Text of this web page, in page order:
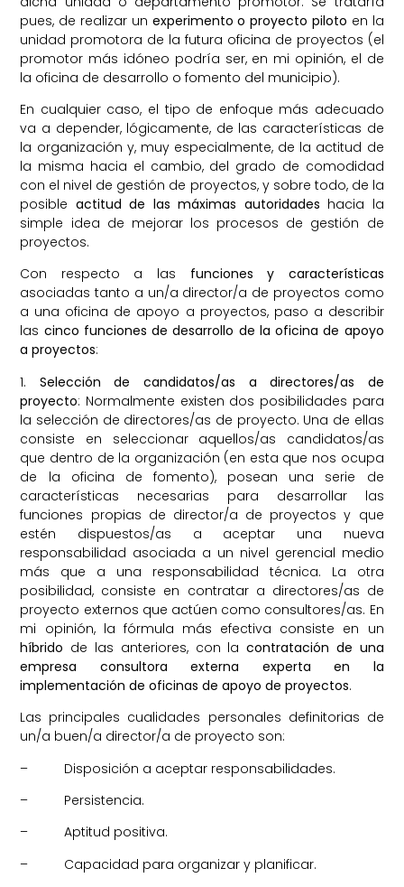
pues, de realizar un experimento o proyecto piloto en la
unidad promotora de la futura oficina de proyectos (el
promotor más idóneo podría ser, en mi opinión, el de
la oficina de desarrollo o fomento del municipio).
En cualquier caso, el tipo de enfoque más adecuado
va a depender, lógicamente, de las características de
la organización y, muy especialmente, de la actitud de
la misma hacia el cambio, del grado de comodidad
con el nivel de gestión de proyectos, y sobre todo, de la
posible actitud de las máximas autoridades hacia la
simple idea de mejorar los procesos de gestión de
proyectos.
Con respecto a las funciones y características
asociadas tanto a un/a director/a de proyectos como
a una oficina de apoyo a proyectos, paso a describir
las cinco funciones de desarrollo de la oficina de apoyo
a proyectos:
1. Selección de candidatos/as
a directores/as de
proyecto: Normalmente existen dos posibilidades para
la selección de directores/as de proyecto. Una de ellas
consiste en seleccionar aquellos/as candidatos/as
que dentro de la organización (en esta que nos ocupa
de la oficina de fomento), posean una serie de
características necesarias para desarrollar las
funciones propias de director/a de proyectos y que
estén dispuestos/as a aceptar una nueva
responsabilidad asociada a un nivel gerencial medio
más que a una responsabilidad técnica. La otra
posibilidad, consiste en contratar a directores/as de
proyecto externos que actúen como consultores/as. En
mi opinión, la fórmula más efectiva consiste en un
híbrido de las anteriores, con lacontratación de una
empresa consultora externa experta en la
implementación de oficinas de apoyo de proyectos.
Las principales cualidades personales definitorias de
un/a buen/a director/a de proyecto son:
– Disposición a aceptar responsabilidades.
– Persistencia.
– Aptitud positiva.
– Capacidad para organizar y planificar.